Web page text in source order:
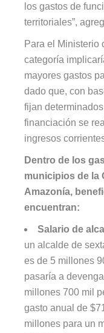
los gastos de
territoriales”,
Para el Ministerio
categoría
mayores gastos
dado que, con
fijan
financiación se
ingresos
Dentro de los
municipios de la
Amazonía,
encuentran:
Salario de
un alcalde de
es de 5 millones
pasaría a
millones 700 mil
gasto anual de
millones para un